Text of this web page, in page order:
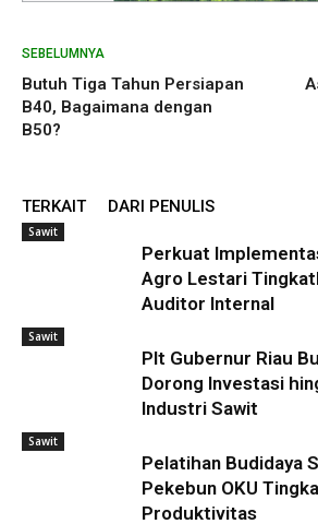
SEBELUMNYA
Butuh Tiga Tahun Persiapan
B40, Bagaimana dengan
B50?
TERKAIT DARI PENULIS
Sawit
Perkuat
Agro Lestari
Auditor Internal
Sawit
Plt Gubernur Riau
Dorong Investasi
Industri Sawit
Sawit
Pelatihan Budidaya
Pekebun OKU
Produktivitas